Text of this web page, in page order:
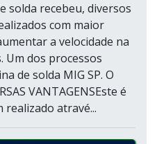
solda recebeu, diversos
com maior
a velocidade na
Um dos processos
de solda MIG SP. O
VANTAGENSEste é
realizado atravé...